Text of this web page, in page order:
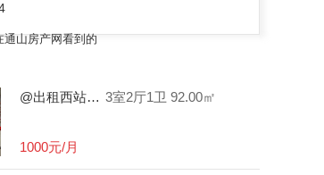
通山房产网看到的
@出租西站烟草局附近电梯三房，家具家电都有，民用水电。 3室2厅1卫 92.00㎡
1000元/月